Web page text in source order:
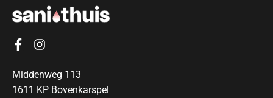
Middenweg 113
1611 KP Bovenkarspel